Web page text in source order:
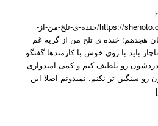
https://shenoto.com/album/podcast/305236/خنده-ی-تلخ-من-از-
هجدهم: خنده ی تلخ من از گریه غم
باید با روی خوش با کارمندها گفتگو
رو تلطیف کنم و کمی امیدواری
سنگین تر نکنم. نمیدونم اصلا این